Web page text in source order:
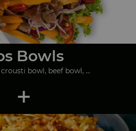
Bowls
bowl, beef bowl, ...
+